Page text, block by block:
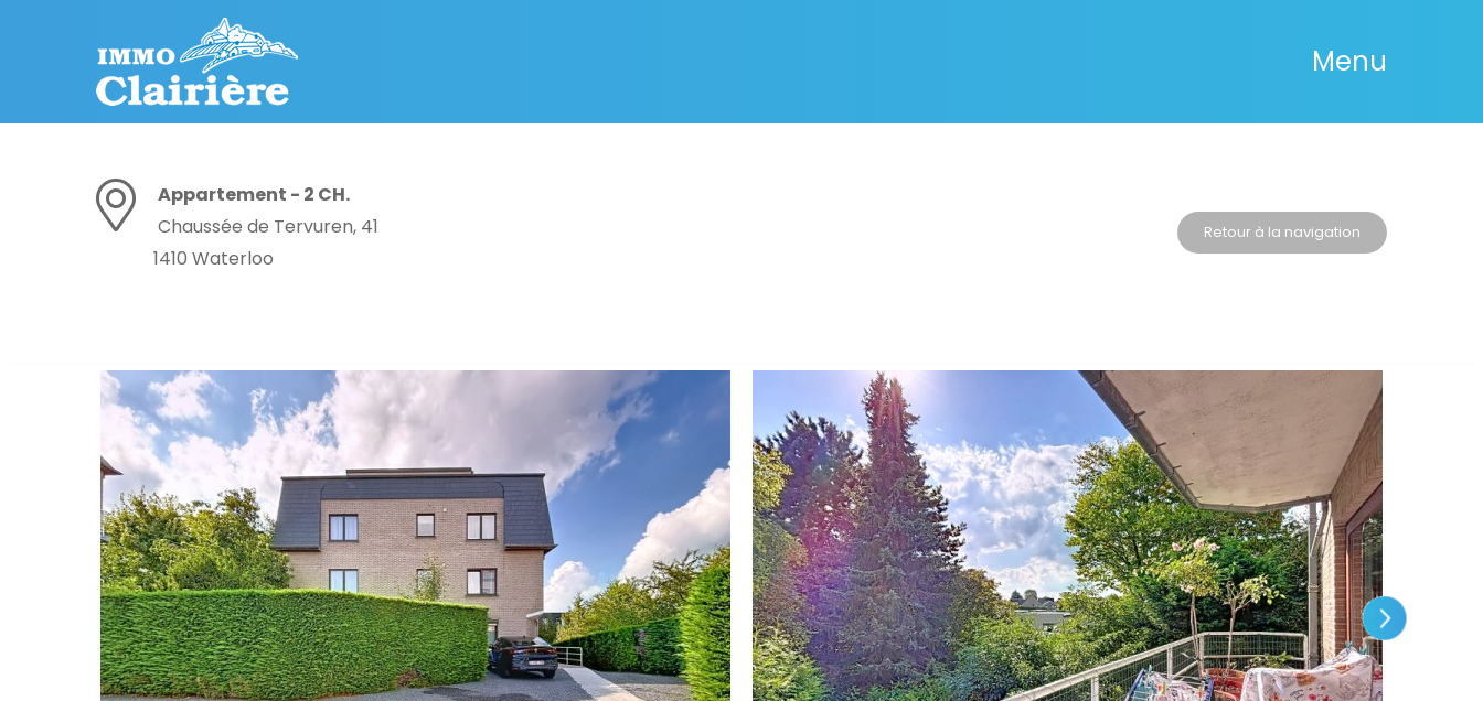
Menu
Appartement - 2 CH.
Chaussée de Tervuren, 41
1410 Waterloo
Retour à la navigation